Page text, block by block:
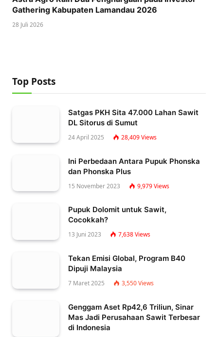
Gathering Kabupaten Lamandau 2026
28 Juli 2026
Top Posts
Satgas PKH Sita 47.000 Lahan Sawit
DL Sitorus di Sumut
24 April 2025 28,409Views
Ini Perbedaan Antara Pupuk Phonska
dan Phonska Plus
15 November 2023 9,979Views
Pupuk Dolomit untuk Sawit,
Cocokkah?
13 Juni 2023 7,638Views
Tekan Emisi Global, Program B40
Dipuji Malaysia
7 Maret 2025 3,550Views
Genggam Aset Rp42,6 Triliun, Sinar
Mas Jadi Perusahaan Sawit Terbesar
di Indonesia